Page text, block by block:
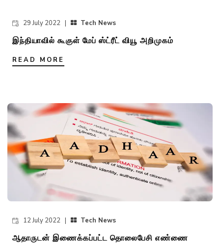
29 July 2022 | Tech News
இந்தியாவில் கூகுள் மேப் ஸ்ட்ரீட் வியூ அறிமுகம்
READ MORE
12 July 2022 | Tech News
ஆதாருடன் இணைக்கப்பட்ட தொலைபேசி எண்ணை